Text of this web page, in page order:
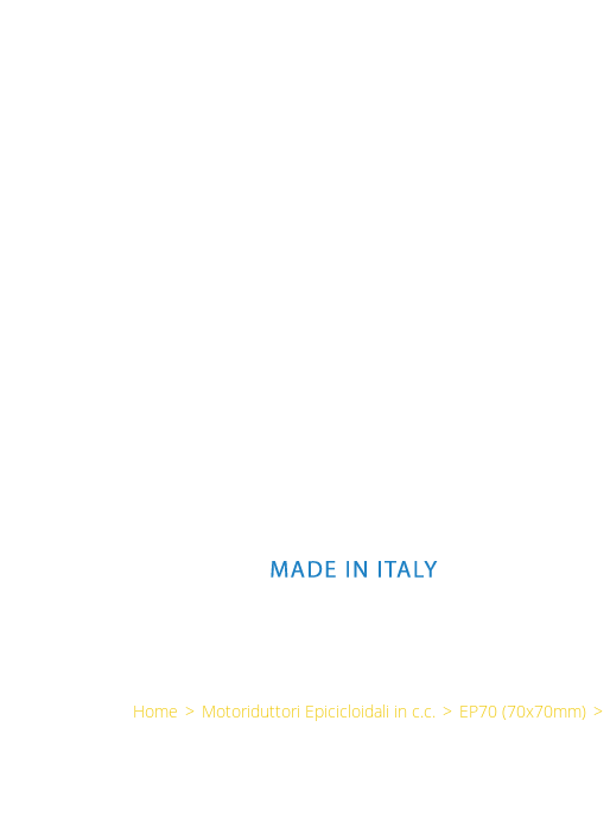
Home > Motoriduttori Epicicloidali in c.c. > EP70 (70x70mm) >